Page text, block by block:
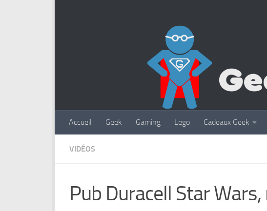
Accueil Geek Gaming Lego Cadeaux Geek
VIDÉOS
Pub Duracell Star